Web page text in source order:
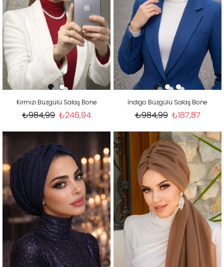
Kırmızı Büzgülü Salaş Bone
₺246,94
₺984,99
İndigo Büzgülü Salaş Bone
₺187,87
₺984,99